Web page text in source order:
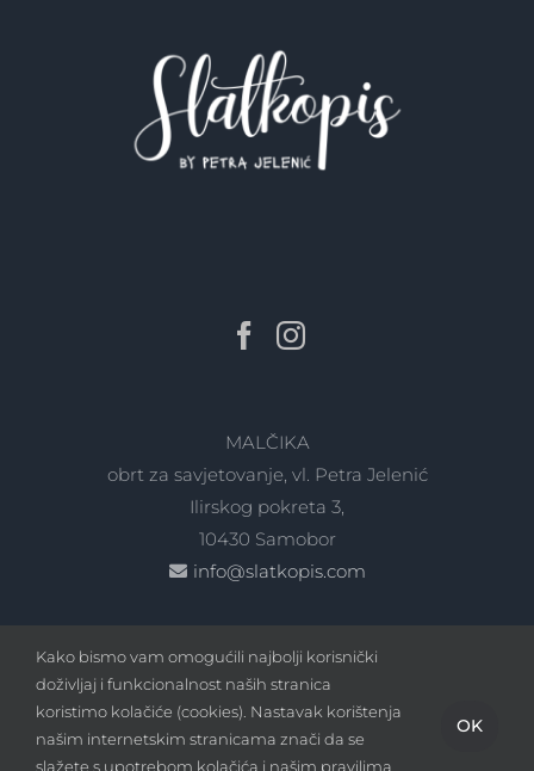
MALČIKA
obrt za savjetovanje, vl. Petra Jelenić
Ilirskog pokreta 3,
10430 Samobor
info@slatkopis.com
Copyright2026 - slatkopis.com | Sva prava pridržana |
Kako bismo vam omogućili najbolji korisnički
doživljaj i funkcionalnost naših stranica
koristimo kolačiće (cookies). Nastavak korištenja
našim internetskim stranicama znači da se
slažete s upotrebom kolačića i našim pravilima
OK